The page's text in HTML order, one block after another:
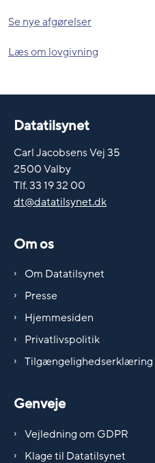
Se nye afgørelser
Læs om lovgivning
Datatilsynet
Carl Jacobsens Vej 35
2500 Valby
Tlf. 33 19 32 00
dt@datatilsynet.dk
Om os
Om Datatilsynet
Presse
Hjemmesiden
Privatlivspolitik
Tilgængelighedserklæring
Genveje
Vejledning om GDPR
Klage til Datatilsynet